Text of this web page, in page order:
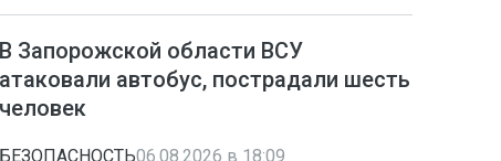
В Запорожской области ВСУ
атаковали автобус, пострадали шесть
человек
БЕЗОПАСНОСТЬ06.08.2026 в 18:09